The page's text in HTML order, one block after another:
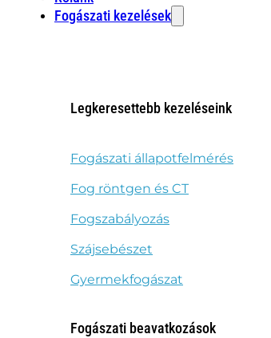
Fogászati kezelések
Legkeresettebb kezeléseink
Fogászati állapotfelmérés
Fog röntgen és CT
Fogszabályozás
Szájsebészet
Gyermekfogászat
Fogászati beavatkozások